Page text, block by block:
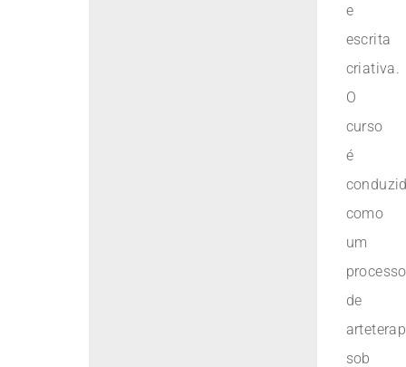
e
escrita
criativa.
O
curso
é
como
um
processo
de
sob